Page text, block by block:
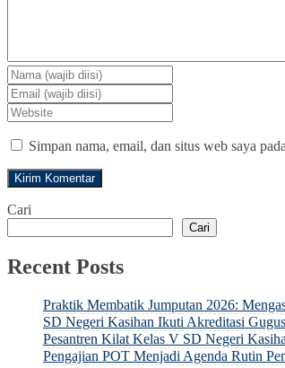
Simpan nama, email, dan situs web saya
Cari
Cari
Recent Posts
Praktik Membatik Jumputan 2026:
SD Negeri Kasihan Ikuti Akreditasi
Pesantren Kilat Kelas V SD Negeri
Pengajian POT Menjadi Agenda Rutin